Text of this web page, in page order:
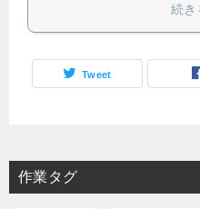
続き
Tweet
作業タグ